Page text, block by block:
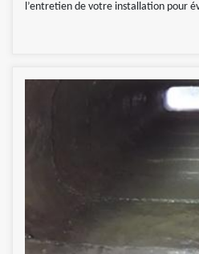
l’entretien de votre installation pour